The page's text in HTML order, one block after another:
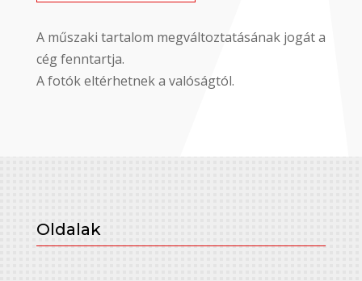
A műszaki tartalom megváltoztatásának jogát a
cég fenntartja.
A fotók eltérhetnek a valóságtól.
Oldalak